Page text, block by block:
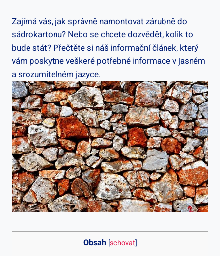
Zajímá vás, jak správně namontovat zárubně do
sádrokartonu? Nebo se chcete dozvědět, kolik to
bude stát? Přečtěte si náš informační článek, který
vám poskytne veškeré potřebné informace v jasném
a srozumitelném jazyce.
Obsah [schovat]